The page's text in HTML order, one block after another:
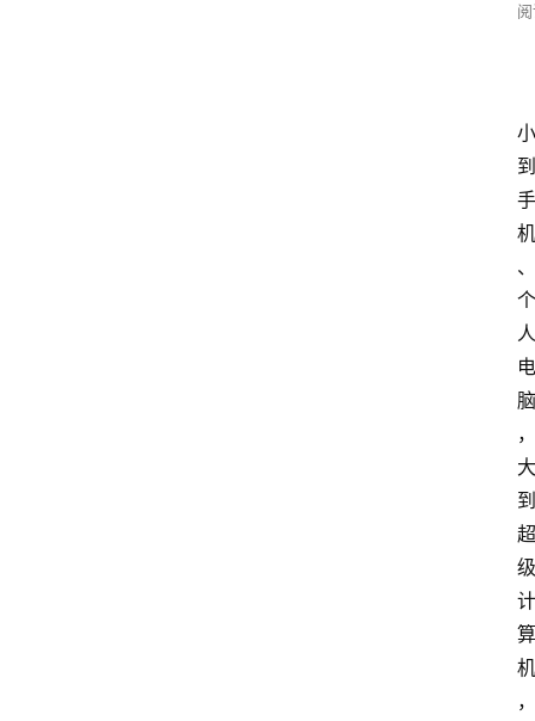
小
到
手
机
、
个
人
电
脑
，
大
到
超
级
计
算
机
，